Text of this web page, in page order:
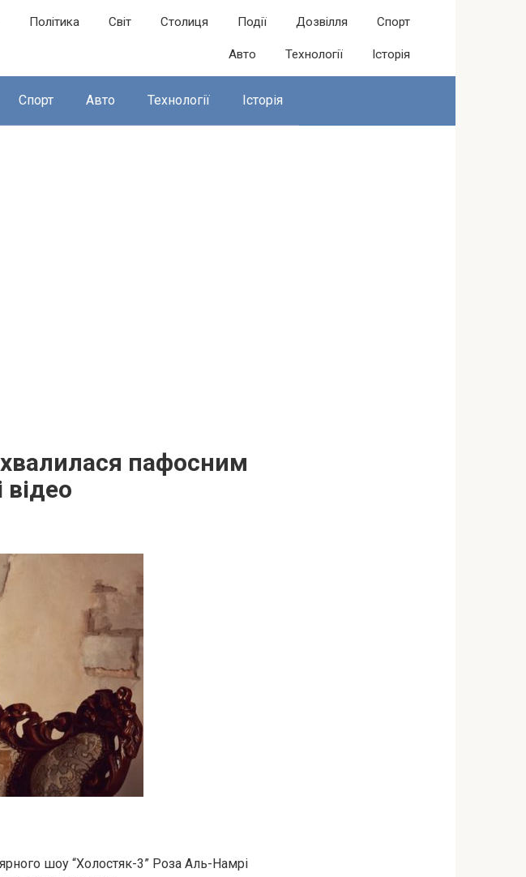
Політика Світ Столиця Події Дозвілля Спорт
Авто Технології Історія
Спорт Авто Технології Історія
пафосним
відео
шоу “Холостяк-3” Роза Аль-Намрі